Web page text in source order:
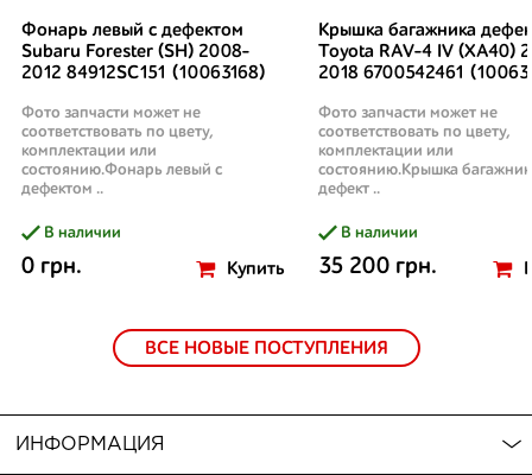
Фонарь левый с дефектом
Subaru Forester (SH) 2008-
2012 84912SC151 (10063168)
Фото запчасти может не
соответствовать по цвету,
комплектации или
состоянию.Фонарь левый с
дефектом ..
В наличии
0 грн. Купить
Крышка багажника
Toyota RAV-4 IV (XA40)
2018 6700542461
Фото запчасти может не
соответствовать по цвету,
комплектации или
состоянию.Крышка
дефект ..
В наличии
35 200 грн.
ВСЕ НОВЫЕ ПОСТУПЛЕНИЯ
ИНФОРМАЦИЯ